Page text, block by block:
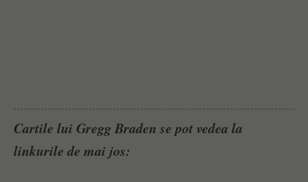
Cartile lui Gregg Braden se pot vedea la
linkurile de mai jos: